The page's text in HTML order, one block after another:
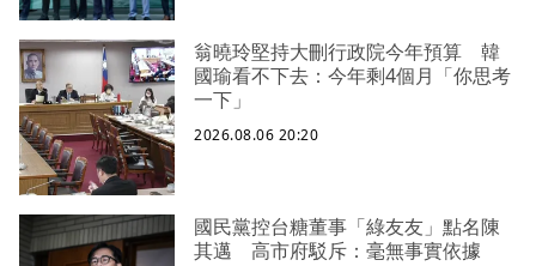
翁曉玲堅持大刪行政院今年預算 韓
國瑜看不下去：今年剩4個月「你思考
一下」
2026.08.06 20:20
國民黨控台糖董事「綠友友」點名陳
其邁 高市府駁斥：毫無事實依據